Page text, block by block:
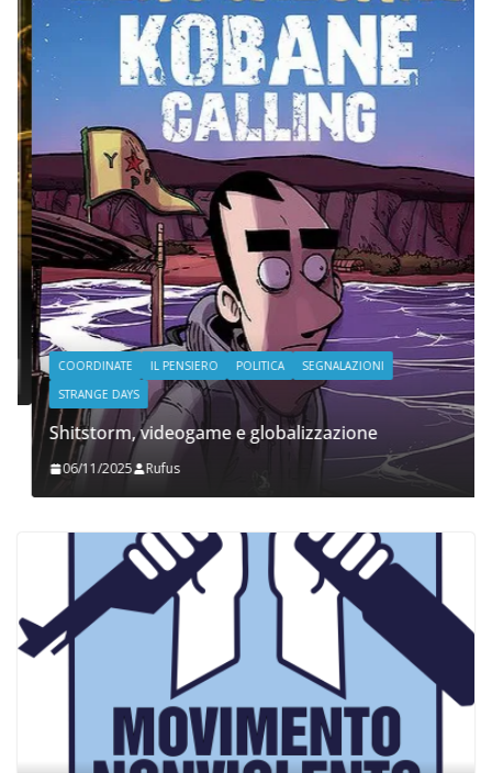
COORDINATE IL PENSIERO POLITICA
SEGNALAZIONI
STRANGE DAYS
Shitstorm, videogame e globalizzazione
06/11/2025 Rufus